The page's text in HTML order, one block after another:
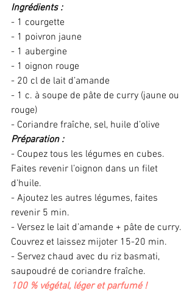
Ingrédients :
- 1 courgette
- 1 poivron jaune
- 1 aubergine
- 1 oignon rouge
- 20 cl de lait d’amande
- 1 c. à soupe de pâte de curry (jaune ou
rouge)
- Coriandre fraîche, sel, huile d’olive
Préparation :
- Coupez tous les légumes en cubes.
Faites revenir l’oignon dans un filet
d’huile.
- Ajoutez les autres légumes, faites
revenir 5 min.
- Versez le lait d’amande + pâte de curry.
Couvrez et laissez mijoter 15-20 min.
- Servez chaud avec du riz basmati,
saupoudré de coriandre fraîche.
100 % végétal, léger et parfumé !